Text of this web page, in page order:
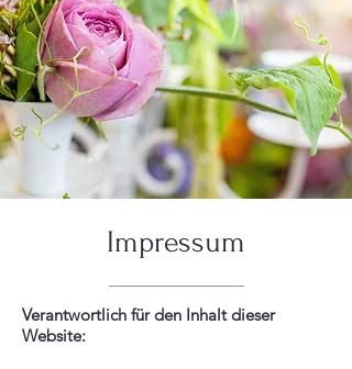
Impressum
Verantwortlich für den Inhalt dieser
Website: